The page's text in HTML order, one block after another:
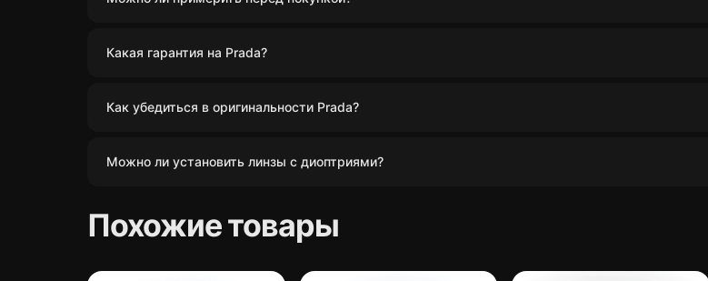
Какая гарантия на Prada?
Как убедиться в оригинальности Prada?
Можно ли установить линзы с диоптриями?
Похожие товары